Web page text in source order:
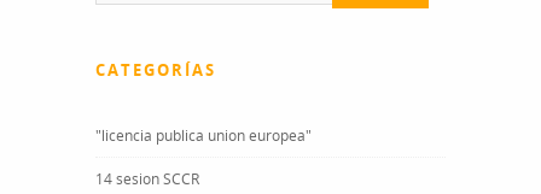
CATEGORÍAS
"licencia publica union europea"
14 sesion SCCR